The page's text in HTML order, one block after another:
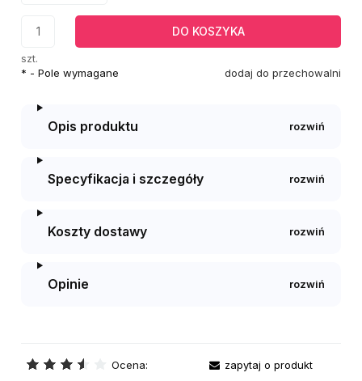
szt.
DO KOSZYKA
dodaj do przechowalni
* - Pole wymagane
Opis produktu
Specyfikacja i szczegóły
Koszty dostawy
Opinie
Ocena:
zapytaj o produkt